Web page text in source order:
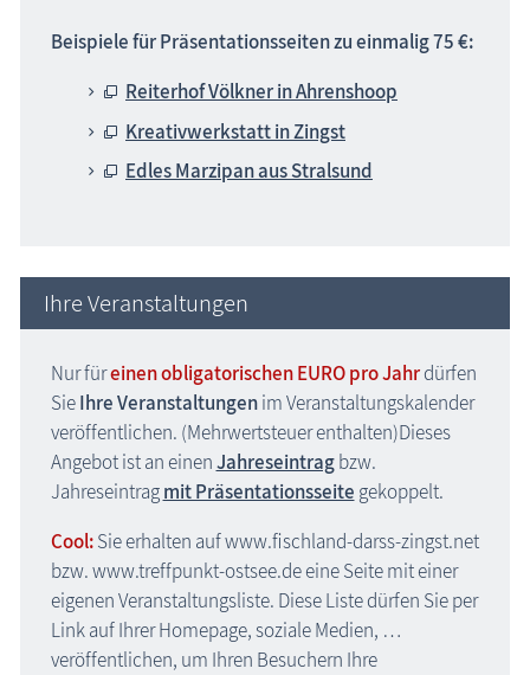
Beispiele für Präsentationsseiten zu einmalig 75 €:
Reiterhof Völkner in Ahrenshoop
Kreativwerkstatt in Zingst
Edles Marzipan aus Stralsund
Ihre Veranstaltungen
Nur füreinen obligatorischen EURO pro Jahrdürfen
SieIhre Veranstaltungenim Veranstaltungskalender
veröffentlichen. (Mehrwertsteuer enthalten)Dieses
Angebot ist an einenJahreseintragbzw.
Jahreseintragmit Präsentationsseite gekoppelt.
Cool:Sie erhalten auf www.fischland-darss-zingst.net
bzw. www.treffpunkt-ostsee.de eine Seite mit einer
eigenen Veranstaltungsliste. Diese Liste dürfen Sie per
Link auf Ihrer Homepage, soziale Medien, …
veröffentlichen, um Ihren Besuchern Ihre